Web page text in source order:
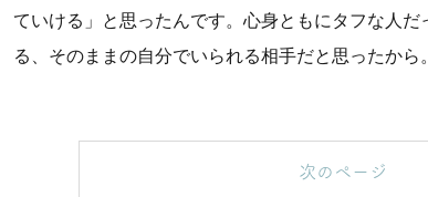
ていける」と思ったんです。心身ともにタフな人
る、そのままの自分でいられる相手だと思ったから。
次のページ